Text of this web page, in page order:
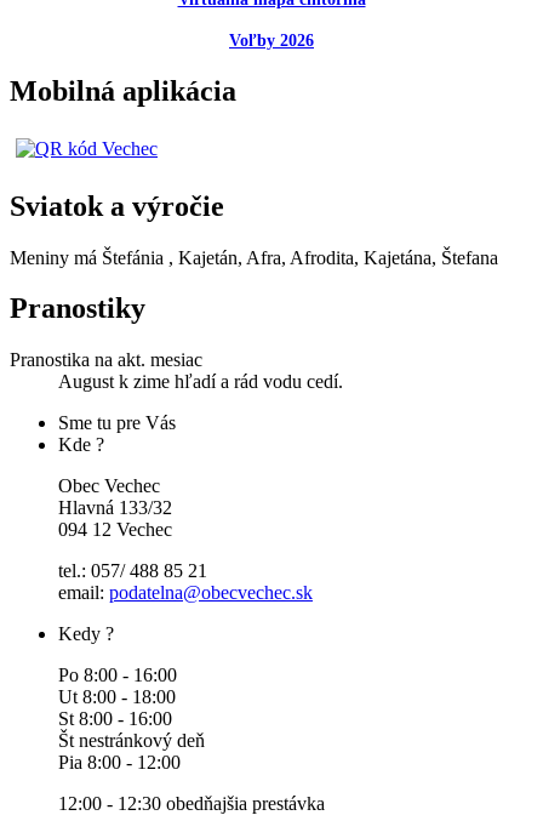
Voľby 2026
Mobilná aplikácia
Sviatok a výročie
Meniny má Štefánia , Kajetán, Afra, Afrodita, Kajetána, Štefana
Pranostiky
Pranostika na akt. mesiac
August k zime hľadí a rád vodu cedí.
Sme tu pre Vás
Kde ?
Obec Vechec
Hlavná 133/32
094 12 Vechec
tel.: 057/ 488 85 21
email: podatelna@obecvechec.sk
Kedy ?
Po 8:00 - 16:00
Ut 8:00 - 18:00
St 8:00 - 16:00
Št nestránkový deň
Pia 8:00 - 12:00
12:00 - 12:30 obedňajšia prestávka